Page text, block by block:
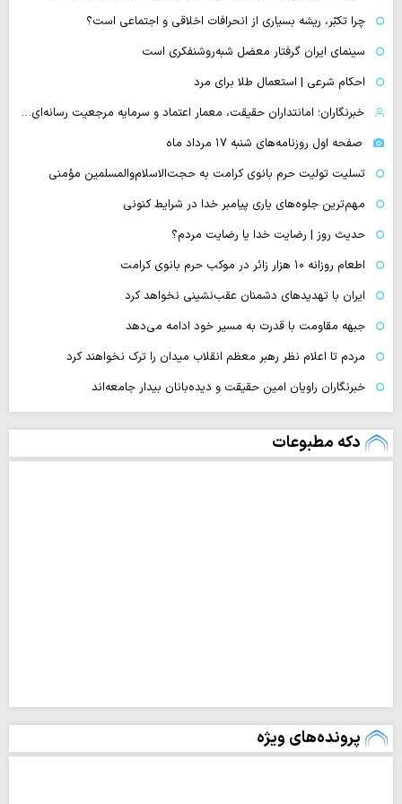
چرا تکبّر، ریشه بسیاری از انحرافات اخلاقی و اجتماعی است؟
سینمای ایران گرفتار معضل شبه‌روشنفکری است
احکام شرعی | استعمال طلا برای مرد
خبرنگاران؛ امانتداران حقیقت، معمار اعتماد و سرمایه مرجعیت رسانه‌ای…
صفحه اول روزنامه‌های شنبه ۱۷ مرداد ماه
تسلیت تولیت حرم بانوی کرامت به حجت‌الاسلام‌والمسلمین مؤمنی
مهم‌ترین جلوه‌های یاری پیامبر خدا در شرایط کنونی
حدیث روز | رضایت خدا یا رضایت مردم؟
اطعام روزانه ۱۰ هزار زائر در موکب حرم بانوی کرامت
ایران با تهدیدهای دشمنان عقب‌نشینی نخواهد کرد
جبهه مقاومت با قدرت به مسیر خود ادامه می‌دهد
مردم تا اعلام نظر رهبر معظم انقلاب میدان را ترک نخواهند کرد
خبرنگاران راویان امین حقیقت و دیده‌بانان بیدار جامعه‌اند
دکه مطبوعات
پرونده‌های ویژه